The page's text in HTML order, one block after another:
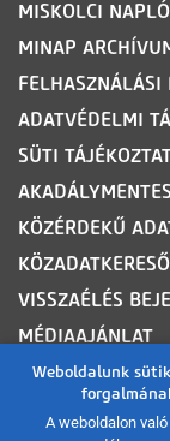
Weboldalunk
A weboldalon
MISKOLCI NAPLÓ
MINAP
FELHASZNÁLÁSI
ADATVÉDELMI
SÜTI
KÖZÉRDEKŰ
KÖZADATKERESŐ
VISSZAÉLÉS
MÉDIAAJÁNLAT
OLDALTÉRKÉP